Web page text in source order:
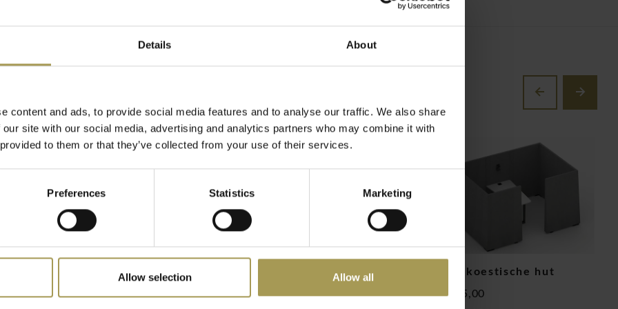
Details About
content and ads, to provide social media features and to analyse our traffic. We also share
site with our social media, advertising and analytics partners who may combine it with
to them or that they’ve collected from your use of their services.
Preferences Statistics Marketing
Allow selection Allow all
USB-A & USB-C)
LED-strip (beide
BuzziHub working space
€8.094,00
Jazz akoestische werkplek
Jazz akoestische hut
€3.715,00